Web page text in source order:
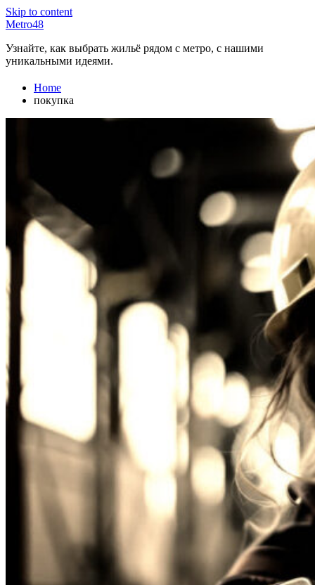
Skip to content
Metro48
Узнайте, как выбрать жильё рядом с метро, с нашими
уникальными идеями.
Home
покупка